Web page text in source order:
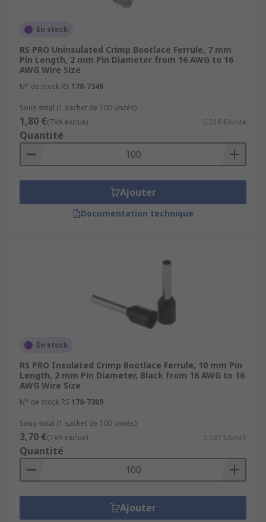
En stock
RS PRO Uninsulated Crimp Bootlace Ferrule, 7 mm
Pin Length, 2 mm Pin Diameter from 16 AWG to 16
AWG Wire Size
N° de stock RS 178-7346
Sous-total (1 sachet de 100 unités)
1,80 €(TVA exclue) 0,018 €/unité
Quantité
Ajouter
Documentation technique
En stock
RS PRO Insulated Crimp Bootlace Ferrule, 10 mm Pin
Length, 2 mm Pin Diameter, Black from 16 AWG to 16
AWG Wire Size
N° de stock RS 178-7309
Sous-total (1 sachet de 100 unités)
3,70 €(TVA exclue) 0,037 €/unité
Quantité
Ajouter